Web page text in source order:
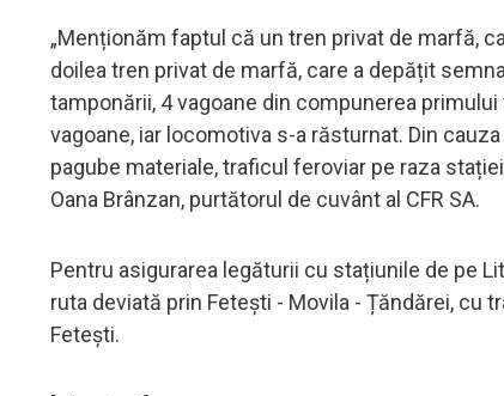
„Menționăm faptul că un tren privat de marfă,
doilea tren privat de marfă, care a depățit
tamponării, 4 vagoane din compunerea
vagoane, iar locomotiva s-a răsturnat. Din
pagube materiale, traficul feroviar pe raza
Oana Brânzan, purtătorul de cuvânt al CFR SA.
Pentru asigurarea legăturii cu stațiunile de pe
ruta deviată prin Fetești - Movila - Țăndărei, cu
Fetești.